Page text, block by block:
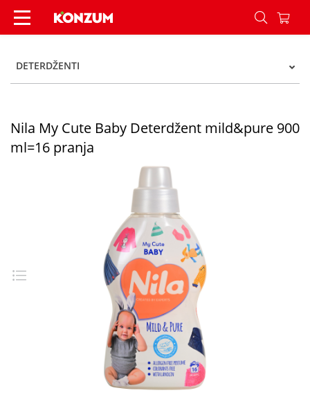
Nila Det My Cute Baby 900ml - Konzum
DETERDŽENTI
Nila My Cute Baby Deterdžent mild&pure 900
ml=16 pranja